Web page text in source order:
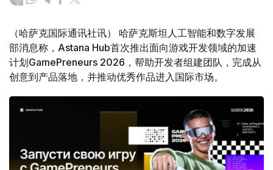
（哈萨克国际通讯社讯） 哈萨克斯坦人工智能和数字发展
部消息称，Astana Hub首次推出面向游戏开发领域的加速
计划GamePreneurs 2026，帮助开发者组建团队，完成从
创意到产品落地，并推动优秀作品进入国际市场。